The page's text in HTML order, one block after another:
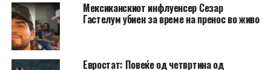
Мексиканскиот инфлуенсер Сезар
Гастелум убиен за време на пренос во живо
Евростат: Повеќе од четвртина од